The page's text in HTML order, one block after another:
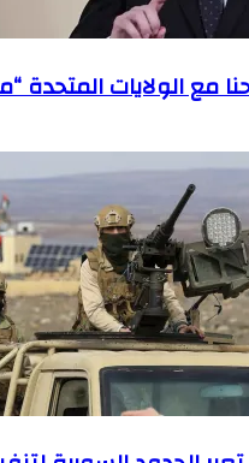
مع الولايات المتحدة